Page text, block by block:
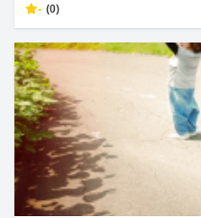
- (0)